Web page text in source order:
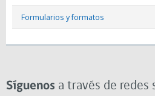
Formularios y formatos
Síguenos a través de redes